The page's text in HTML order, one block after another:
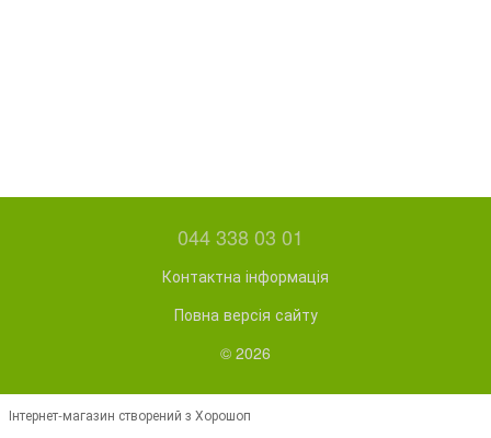
044 338 03 01
Контактна інформація
Повна версія сайту
© 2026
Інтернет-магазин створений з Хорошоп